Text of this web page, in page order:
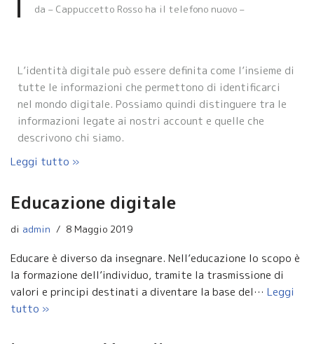
da – Cappuccetto Rosso ha il telefono nuovo –
L’identità digitale può essere definita come l’insieme di
tutte le informazioni che permettono di identificarci
nel mondo digitale. Possiamo quindi distinguere tra le
informazioni legate ai nostri account e quelle che
descrivono chi siamo.
Leggi tutto »
Educazione digitale
di admin 8 Maggio 2019
Educare è diverso da insegnare. Nell’educazione lo scopo è
la formazione dell’individuo, tramite la trasmissione di
valori e principi destinati a diventare la base del… Leggi
tutto »